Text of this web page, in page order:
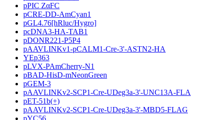
pPIC ZαFC
pCRE-DD-AmCyan1
pGL4.76[hRluc/Hygro]
pcDNA3-HA-TAB1
pDONR221-P5P4
pAAVLINKv1-pCALM1-Cre-3'-ASTN2-HA
YEp363
pLVX-PAmCherry-N1
pBAD-HisD-mNeonGreen
pGEM-3
pAAVLINKv2-SCP1-Cre-UDeg3a-3'-UNC13A-FLA
pET-51b(+)
pAAVLINKv2-SCP1-Cre-UDeg3a-3'-MBD5-FLAG
pYC56